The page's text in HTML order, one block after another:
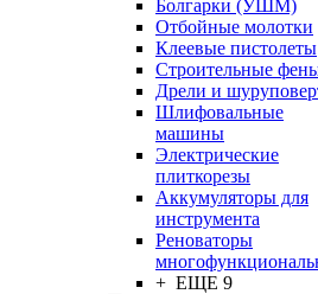
Болгарки (УШМ)
Отбойные молотки
Клеевые пистолеты
Строительные
Дрели и
Шлифовальные
машины
Электрические
плиткорезы
Аккумуляторы для
инструмента
Реноваторы
+ ЕЩЕ 9